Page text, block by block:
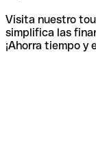
Visita nuestro
simplifica las
¡Ahorra tiempo y